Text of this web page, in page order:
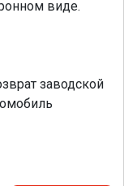
виде.
заводской